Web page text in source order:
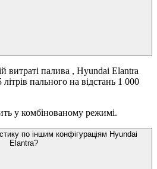
витраті палива , Hyundai Elantra
пального на відстань 1 000
у комбінованому режимі.
по іншим конфігураціям Hyundai
Elantra?